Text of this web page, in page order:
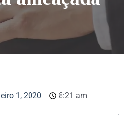
1, 2020
8:21 am